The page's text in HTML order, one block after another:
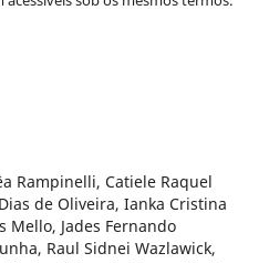
Rampinelli, Catiele Raquel
de Oliveira, Ianka Cristina
Mello, Jades Fernando
Raul Sidnei Wazlawick,